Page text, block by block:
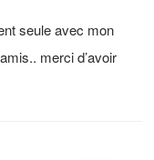
seule avec mon
merci d’avoir